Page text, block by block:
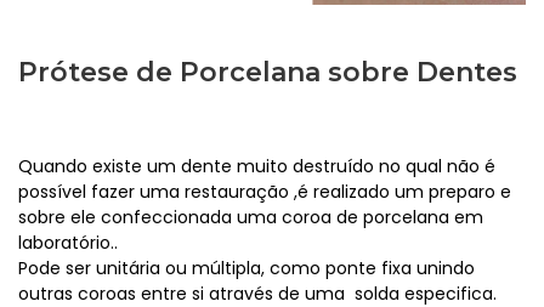
Prótese de Porcelana sobre Dentes
Quando existe um dente muito destruído no qual não é
possível fazer uma restauração ,é realizado um preparo e
sobre ele confeccionada uma coroa de porcelana em
laboratório..
Pode ser unitária ou múltipla, como ponte fixa unindo
outras coroas entre si através de uma solda especifica.